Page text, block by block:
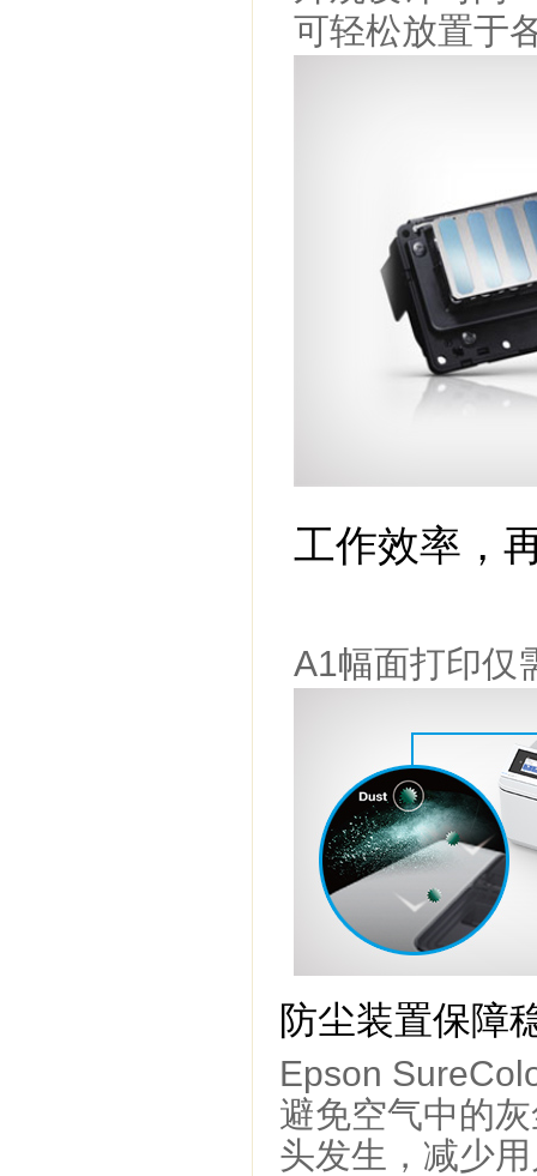
可轻松放置于
工作效率，
A1幅面打印仅
防尘装置保障
Epson
避免空气中的
头发生，减少